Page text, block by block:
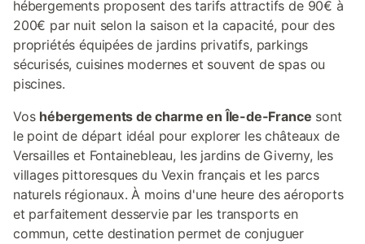
hébergements proposent des tarifs attractifs de 90€ à
200€ par nuit selon la saison et la capacité, pour des
propriétés équipées de jardins privatifs, parkings
sécurisés, cuisines modernes et souvent de spas ou
piscines.
Vos hébergements de charme en Île-de-France sont
le point de départ idéal pour explorer les châteaux de
Versailles et Fontainebleau, les jardins de Giverny, les
villages pittoresques du Vexin français et les parcs
naturels régionaux. À moins d'une heure des aéroports
et parfaitement desservie par les transports en
commun, cette destination permet de conjuguer